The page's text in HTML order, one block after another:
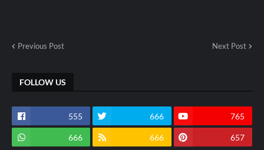
Previous Post Next Post
FOLLOW US
555 666 765
666 666 657